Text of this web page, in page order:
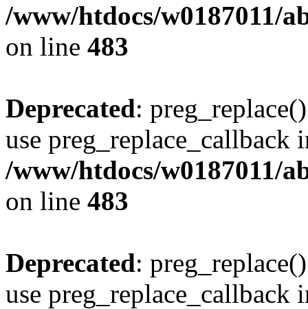
/www/htdocs/w0187011/
on line 483
Deprecated:
use preg_replace_callback
/www/htdocs/w0187011/
on line 483
Deprecated:
use preg_replace_callback